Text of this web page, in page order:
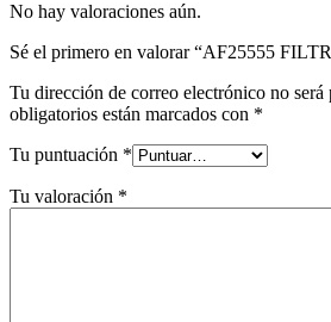
No hay valoraciones aún.
Sé el primero en valorar “AF25555
Tu dirección de correo electrónico no será
obligatorios están marcados con *
Tu puntuación *
Tu valoración *